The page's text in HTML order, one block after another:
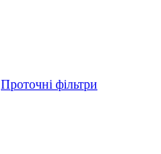
Проточні фільтри